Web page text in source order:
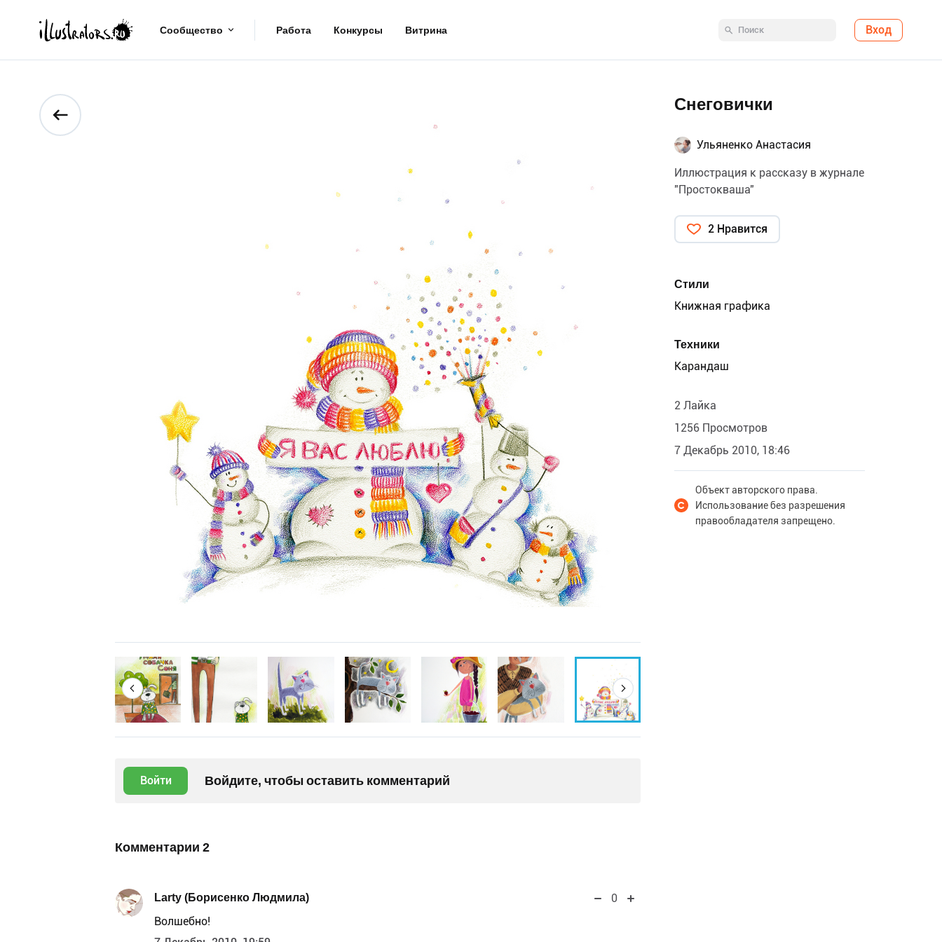
Сообщество Работа Конкурсы Витрина Вход
Войти Войдите, чтобы оставить комментарий
Комментарии 2
Larty (Борисенко Людмила)
0
Волшебно!
Снеговички
Ульяненко Анастасия
Иллюстрация к рассказу в журнале
"Простокваша"
2 Нравится
Стили
Книжная графика
Техники
Карандаш
2 Лайка
1256 Просмотров
7 Декабрь 2010, 18:46
Объект авторского права.
Использование без разрешения
правообладателя запрещено.